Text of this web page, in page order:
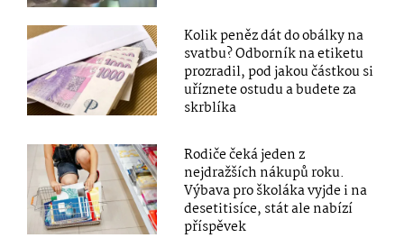
Kolik peněz dát do obálky na
svatbu? Odborník na etiketu
prozradil, pod jakou částkou si
uříznete ostudu a budete za
skrblíka
Rodiče čeká jeden z
nejdražších nákupů roku.
Výbava pro školáka vyjde i na
desetitisíce, stát ale nabízí
příspěvek